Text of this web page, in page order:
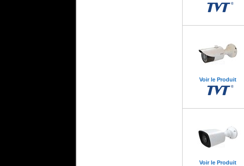
Voir le Produit
Voir le Produit